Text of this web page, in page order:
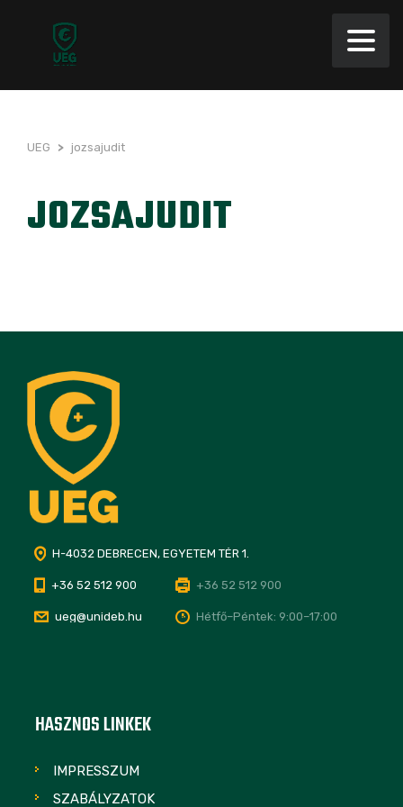
UEG > jozsajudit
JOZSAJUDIT
H-4032 DEBRECEN, EGYETEM TÉR 1.
+36 52 512 900 +36 52 512 900
ueg@unideb.hu Hétfő–Péntek: 9:00–17:00
HASZNOS LINKEK
IMPRESSZUM
SZABÁLYZATOK